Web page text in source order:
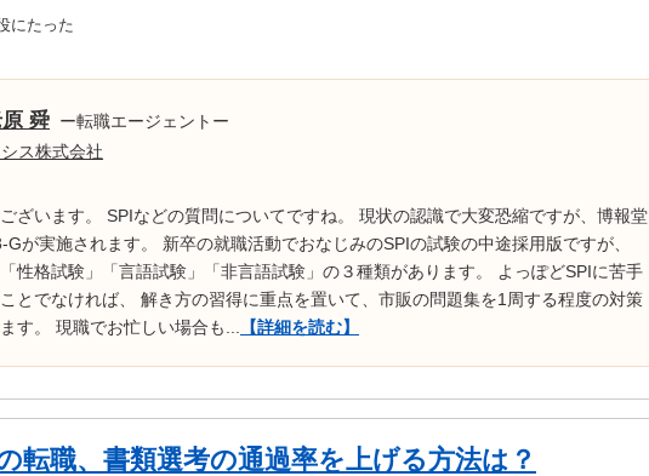
にたった
舜 ー転職エージェントー
ス株式会社
ざいます。 SPIなどの質問についてですね。 現状の認識で大変恐縮ですが、博報堂
Gが実施されます。 新卒の就職活動でおなじみのSPIの試験の中途採用版ですが、
性格試験」「言語試験」「非言語試験」の３種類があります。 よっぽどSPIに苦手
とでなければ、 解き方の習得に重点を置いて、市販の問題集を1周する程度の対策
す。 現職でお忙しい場合も...
【詳細を読む】
転職、書類選考の通過率を上げる方法は？